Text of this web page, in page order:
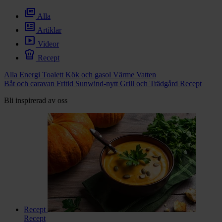
Grill & Fritid
Lacanche
Reservdelar
full_coverage Alla
newsmode Artiklar
smart_display Videor
chef_hat Recept
Alla Energi Toalett Kök och gasol Värme Vatten
Båt och caravan Fritid Sunwind-nytt Grill och Trädgård Recept
Bli inspirerad av oss
Recept
Recept